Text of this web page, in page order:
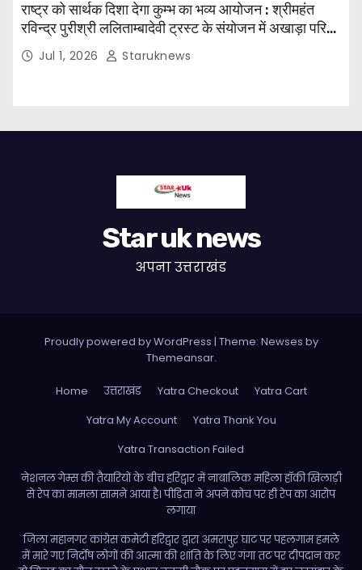
राष्ट्र को सार्थक दिशा देगा कुम्भ का भव्य आयोजन : श्रीमहंत
रविन्द्र पुरीश्री ललिताम्बादेवी ट्रस्ट के संयोजन में अखाड़ा परिषद
के अध्यक्ष का किया स्वागत
Jul 1, 2026 Staruknews
Star uk news
अपना उत्तराखंड
Proudly powered by WordPress | Theme: Newses by
Themeansar.
Home उत्तराखंड Yatra Checkout
Yatra Cart
Yatra My Account
Yatra Thank You
Yatra Transaction Failed
नेशनल गेम्स की तैयारियों के बीच हरिद्वार में नाबालिक महिला हॉकी खिलाड़ी
से रेप का मामला सामने आया है। पीड़िता ने अपने कोच पर ही रेप का आरोप
लगाया
जिला महानगर कांग्रेस कमेटी हरिद्वार द्वारा अमरापुर घाट पर पहलगाम हमले
में मारे गए निर्दोष लोगों की आत्मा की शांति के लिए गंगा तट पर दीपदान कर